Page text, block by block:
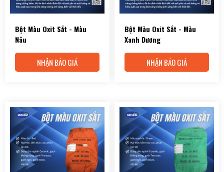
Bột Màu Oxit Sắt - Màu
Nâu
NHẬN BÁO GIÁ
Bột Màu Oxit Sắt - Màu
Xanh Dương
NHẬN BÁO GIÁ